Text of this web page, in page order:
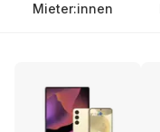
Mieter:innen